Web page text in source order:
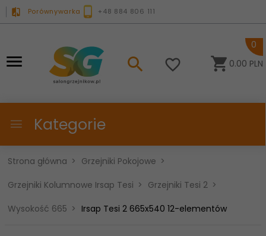
Porównywarka +48 884 806 111
0.00 PLN
0
Kategorie
Strona główna
Grzejniki Pokojowe
Grzejniki Kolumnowe Irsap Tesi
Grzejniki Tesi 2
Wysokość 665
Irsap Tesi 2 665x540 12-elementów